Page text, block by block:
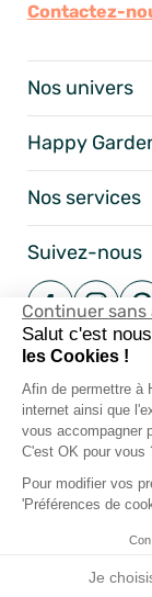
Continuer
Salut c'est
les Cookies !
Afin de permettre à
internet ainsi que
vous accompagner
C'est OK pour vous
Pour modifier vos
'Préférences de
Je
Contactez-
Nos univers
Happy
Nos services
Suivez-nous
Mentions Légales
Conditions
Happy-Garden.fr -